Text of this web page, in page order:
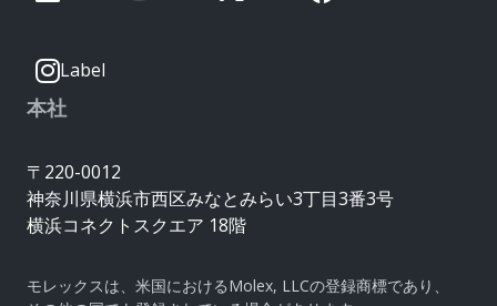
Label
本社
〒220-0012
神奈川県横浜市西区みなとみらい3丁目3番3号
横浜コネクトスクエア 18階
モレックスは、米国におけるMolex, LLCの登録商標であり、